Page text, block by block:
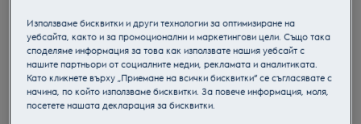
EW6F1492E
9 кг. Пералня
Използваме бисквитки и други технологии за оптимизиране на
уебсайта, както и за промоционални и маркетингови цели. Също така
споделяме информация за това как използвате нашия уебсайт с
нашите партньори от социалните медии, рекламата и аналитиката.
Като кликнете върху „Приемане на всички бисквитки“ се съгласявате с
начина, по който използваме бисквитки. За повече информация, моля,
посетете нашата декларация за бисквитки.